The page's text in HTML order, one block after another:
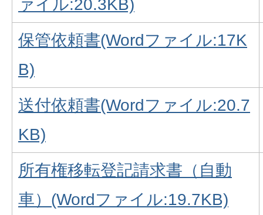
ァイル:20.3KB)
保管依頼書(Wordファイル:17K
B)
送付依頼書(Wordファイル:20.7
KB)
所有権移転登記請求書（自動
車）(Wordファイル:19.7KB)